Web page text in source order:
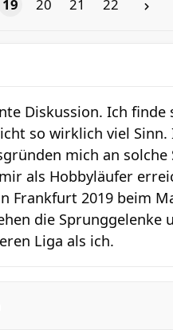
19 20 21 22
Diskussion. Ich finde
so wirklich viel
mich an solche
als Hobbyläufer
Frankfurt 2019 beim
die Sprunggelenke
Liga als ich.